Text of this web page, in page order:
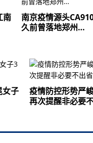
访谈）
南
南京疫情源头
久前曾落地郑州…
女子
疫情防控形势严
再次提醒非必要